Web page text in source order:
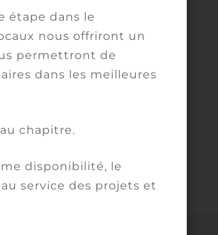
d’une
des
la gouvernance
étape dans le
nous offriront un
permettront de
dans les meilleures
chapitre.
disponibilité, le
service des projets et